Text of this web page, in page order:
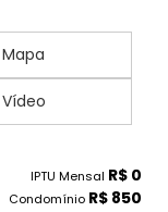
Mapa
Vídeo
IPTU Mensal R$ 0
Condomínio R$ 850